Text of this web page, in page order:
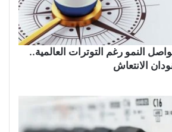
النمو رغم التوترات العالمية..
الانتعاش